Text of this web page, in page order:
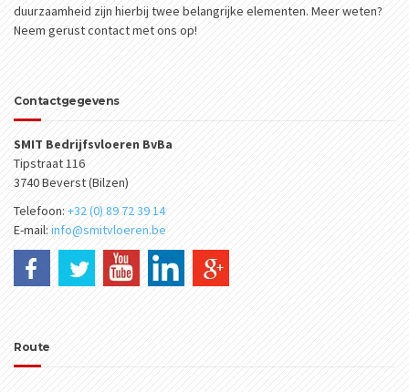
duurzaamheid zijn hierbij twee belangrijke elementen. Meer weten?
Neem gerust contact met ons op!
Contactgegevens
SMIT Bedrijfsvloeren BvBa
Tipstraat 116
3740 Beverst (Bilzen)
Telefoon: +32 (0) 89 72 39 14
E-mail: info@smitvloeren.be
Route